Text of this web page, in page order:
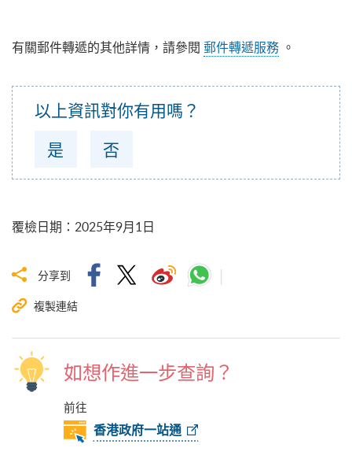
有關郵件轉遞的其他詳情，請參閱 郵件轉遞服務 。
以上資訊對你有用嗎？
是
否
覆檢日期 ： 2025年9月1日
分享到
複製連結
如想作進一步查詢？
前往
香港政府一站通